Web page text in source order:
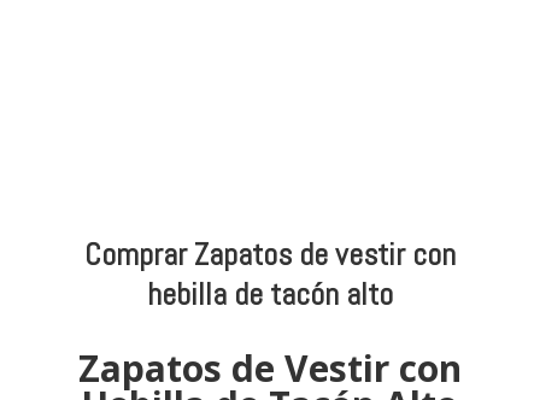
Comprar Zapatos de vestir con
hebilla de tacón alto
Zapatos de Vestir con